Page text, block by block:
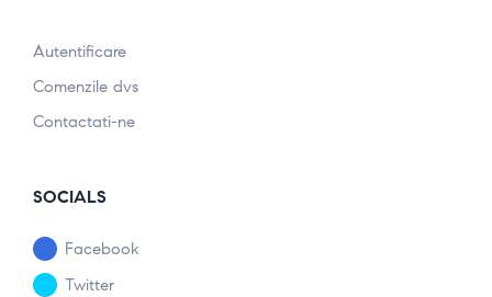
Autentificare
Comenzile dvs
Contactati-ne
SOCIALS
Facebook
Twitter